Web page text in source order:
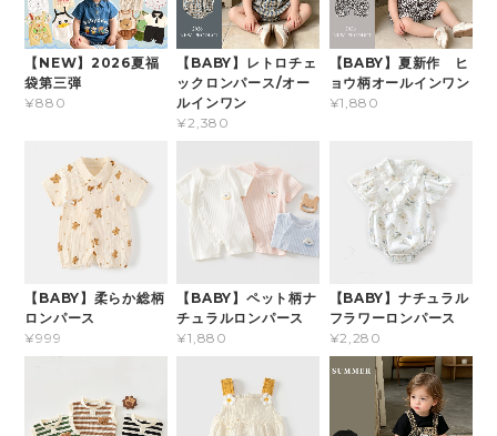
【NEW】2026夏福
袋第三弾
¥880
【BABY】レトロチェ
ックロンパース/オー
ルインワン
¥2,380
【BABY】夏新作 ヒ
ョウ柄オールインワン
¥1,880
【BABY】柔らか総柄
ロンパース
¥999
【BABY】ペット柄ナ
チュラルロンパース
¥1,880
【BABY】ナチュラル
フラワーロンパース
¥2,280